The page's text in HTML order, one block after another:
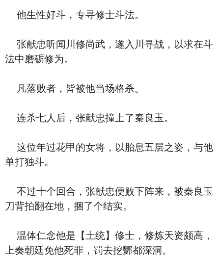
他生性好斗，专寻修士斗法。
张献忠听闻川修尚武，遂入川寻战，以求在斗
法中磨砺修为。
凡落败者，皆被他当场格杀。
连杀七人后，张献忠撞上了秦良玉。
这位年过花甲的女将，以胎息五层之姿，与他
单打独斗。
不过十个回合，张献忠便败下阵来，被秦良玉
刀背拍翻在地，捆了个结实。
温体仁念他是【土统】修士，修炼天资颇高，
上奏朝廷免他死罪，罚去挖酆都深洞。